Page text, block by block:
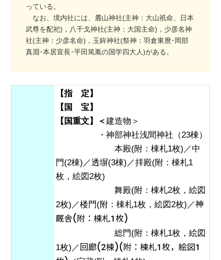
っている。
なお、境内社には、麓山神社(主神：大山祇命、日本
武尊を配祀)，八千戈神社(主神：大国主命)，少彦名神
社(主神：少彦名命)，玉鉾神社(祭神：羽倉東麿･岡部
真淵･本居宣長･平田篤胤の国学四大人)がある。
【指 定】
【国 宝】
【国重文】＜建造物＞
・神部神社浅間神社（23棟）
本殿(附：棟札1枚)／中
門(2棟)／透塀(3棟)／拝殿(附：棟札1
枚，絵図2枚)
舞殿(附：棟札2枚，絵図
2枚)／楼門(附：棟札1枚，絵図2枚)／神
厩舎(附：棟札1枚)
総門(附：棟札1枚，絵図
1枚)／回廊(2棟)(附：棟札1枚，絵図1